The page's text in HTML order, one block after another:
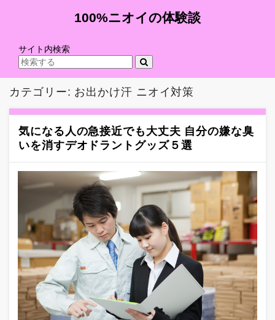
100%ニオイの体験談
サイト内検索
カテゴリー: お出かけ汗 ニオイ対策
気になる人の急接近でも大丈夫 自分の嫌な臭
いを消すデオドラントグッズ５選